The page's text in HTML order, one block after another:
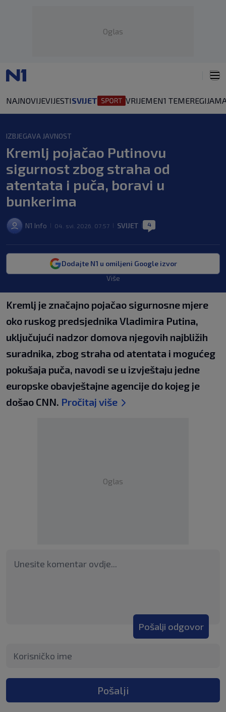
Oglas
NAJNOVIJEVIJESTISVIJET VRIJEMEN1 TEMEREGIJA
IZBJEGAVA JAVNOST
Kremlj pojačao Putinovu
sigurnost zbog straha od
atentata i puča, boravi u
bunkerima
N1 Info 04. svi. 2026. 07:57 SVIJET 4
Dodajte N1 u omiljeni Google izvor
Više
Kremlj je značajno pojačao sigurnosne mjere
oko ruskog predsjednika Vladimira Putina,
uključujući nadzor domova njegovih najbližih
suradnika, zbog straha od atentata i mogućeg
pokušaja puča, navodi se u izvještaju jedne
europske obavještajne agencije do kojeg je
došao CNN. Pročitaj više
Oglas
Pošalji odgovor
Pošalji